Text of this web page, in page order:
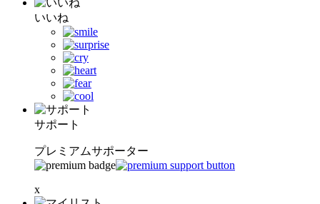
いいね
サポート
プレミアムサポーター
x